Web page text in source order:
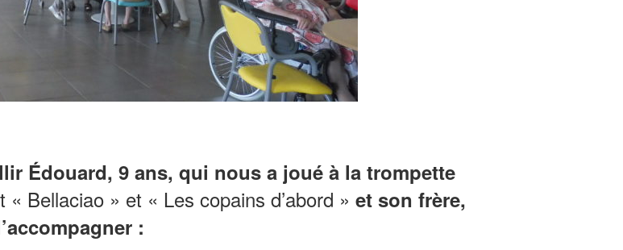
Édouard, 9 ans, qui nous a joué à la trompette
Bellaciao » et « Les copains d’abord » et son frère,
: